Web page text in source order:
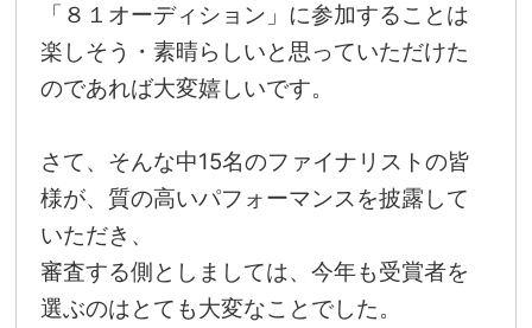
「８１オーディション」に参加することは
楽しそう・素晴らしいと思っていただけた
のであれば大変嬉しいです。
さて、そんな中15名のファイナリストの皆
様が、質の高いパフォーマンスを披露して
いただき、
審査する側としましては、今年も受賞者を
選ぶのはとても大変なことでした。